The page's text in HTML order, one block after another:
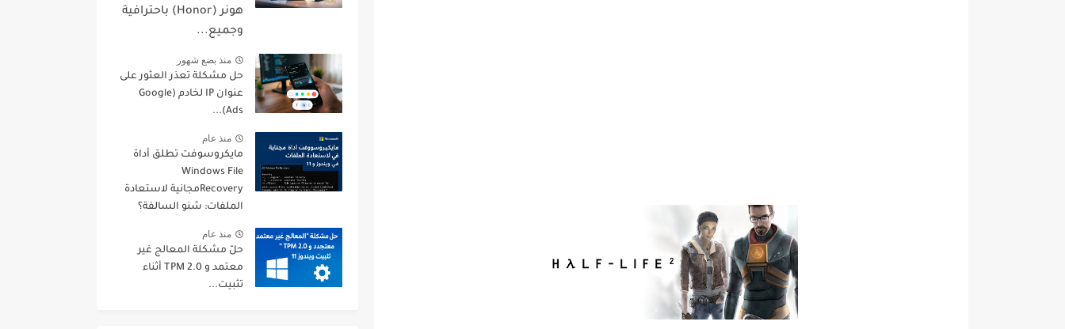
هونر (Honor) باحترافية
وجميع...
منذ بضع شهور
حل مشكلة تعذر العثور على
عنوان IP لخادم (Google
Ads)...
منذ عام
مايكروسوفت تطلق أداة
Windows File
Recoveryمجانية لاستعادة
الملفات: شنو السالفة؟
منذ عام
حلّ مشكلة المعالج غير
معتمد و TPM 2.0 أثناء
تثبيت...